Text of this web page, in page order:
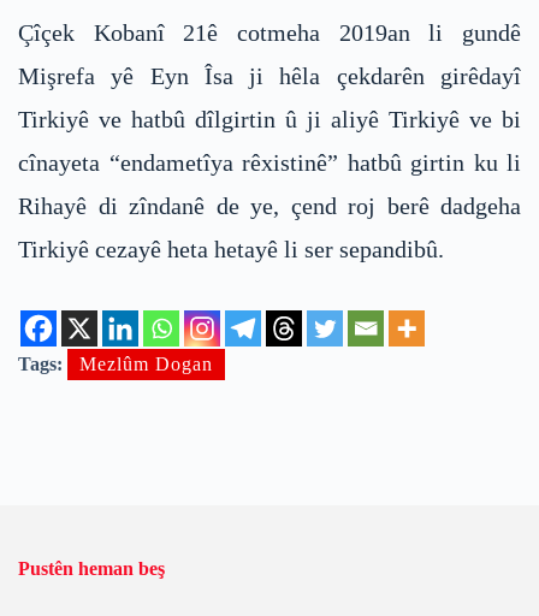
Çîçek Kobanî 21ê cotmeha 2019an li gundê
Mişrefa yê Eyn Îsa ji hêla çekdarên girêdayî
Tirkiyê ve hatbû dîlgirtin û ji aliyê Tirkiyê ve bi
cînayeta “endametîya rêxistinê” hatbû girtin ku li
Rihayê di zîndanê de ye, çend roj berê dadgeha
Tirkiyê cezayê heta hetayê li ser sepandibû.
Tags: Mezlûm Dogan
Pustên heman beş